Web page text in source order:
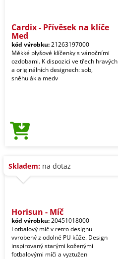
Cardix - Přívěsek na klíče
Med
kód výrobku:21263197000
Měkké plyšové klíčenky s vánočními
ozdobami. K dispozici ve třech hravých
a originálních designech: sob,
sněhulák a medv
Skladem: na dotaz
Horisun - Míč
kód výrobku:20451018000
Fotbalový míč v retro designu
vyrobený z odolné PU kůže. Design
inspirovaný starými koženými
fotbalovými míči a vyztužen